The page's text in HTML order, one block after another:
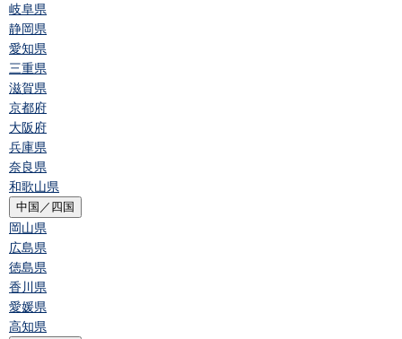
岐阜県
静岡県
愛知県
三重県
滋賀県
京都府
大阪府
兵庫県
奈良県
和歌山県
中国／四国
岡山県
広島県
徳島県
香川県
愛媛県
高知県